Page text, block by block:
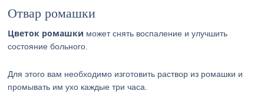
Отвар ромашки
Цветок ромашки может снять воспаление и улучшить
состояние больного.
Для этого вам необходимо изготовить раствор из ромашки и
промывать им ухо каждые три часа.